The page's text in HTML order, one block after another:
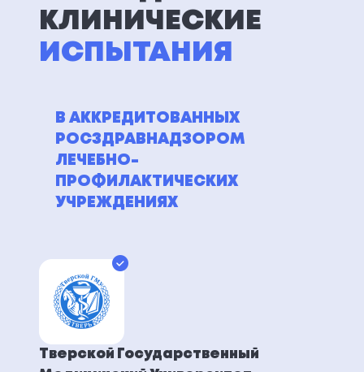
КЛИНИЧЕСКИЕ
ИСПЫТАНИЯ
В АККРЕДИТОВАННЫХ
РОСЗДРАВНАДЗОРОМ
ЛЕЧЕБНО-
ПРОФИЛАКТИЧЕСКИХ
УЧРЕЖДЕНИЯХ
Тверской Государственный